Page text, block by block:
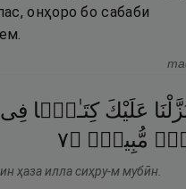
онҳоро бо сабаби
عَلَيْكَ كِتَـٰبًۭا فِى
مُّبِينٌۭ ۝٧
ҳаза илла сиҳру-м мубӣн.